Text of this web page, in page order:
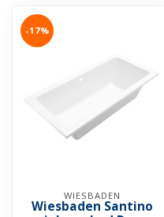
-17%
WIESBADEN
Wiesbaden Santino